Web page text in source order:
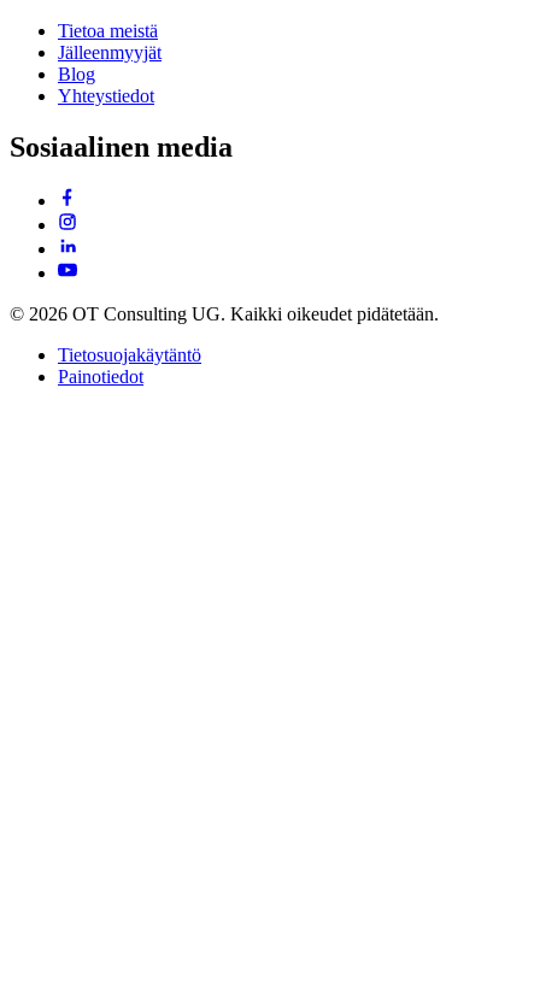
Tietoa meistä
Jälleenmyyjät
Blog
Yhteystiedot
Sosiaalinen media
© 2026 OT Consulting UG. Kaikki oikeudet pidätetään.
Tietosuojakäytäntö
Painotiedot